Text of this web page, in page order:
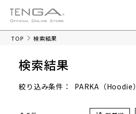
TOP 検索結果
検索結果
絞り込み条件： PARKA（Hoodie）